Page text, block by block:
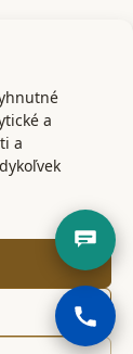
a
a
PORIADOK